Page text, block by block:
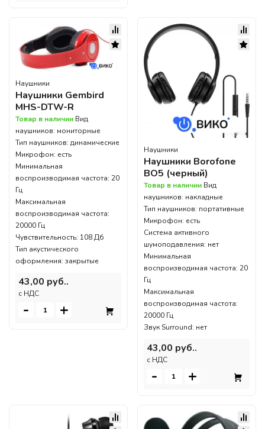
Наушники
Наушники Gembird
MHS-DTW-R
Товар в наличии Вид
наушников: мониторные
Тип наушников: динамические
Микрофон: есть
Минимальная
воспроизводимая частота: 20
Гц
Максимальная
воспроизводимая частота:
20000 Гц
Чувствительность: 108 Дб
Тип акустического
оформления: закрытые
43,00 руб..
c НДС
- +
Наушники
Наушники Borofone
BO5 (черный)
Товар в наличии Вид
наушников: накладные
Тип наушников: портативные
Микрофон: есть
Система активного
шумоподавления: нет
Минимальная
воспроизводимая частота: 20
Гц
Максимальная
воспроизводимая частота:
20000 Гц
Звук Surround: нет
43,00 руб..
c НДС
- +